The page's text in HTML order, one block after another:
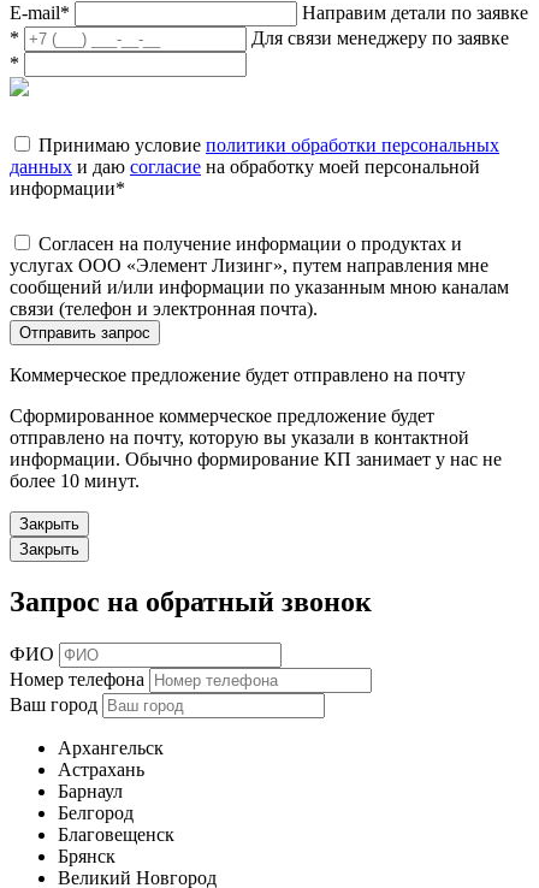
E-mail*
Направим детали по заявке
*
Для связи менеджеру по заявке
*
Принимаю условие политики обработки персональных
данных и даю согласие на обработку моей персональной
информации*
Согласен на получение информации о продуктах и
услугах ООО «Элемент Лизинг», путем направления мне
сообщений и/или информации по указанным мною каналам
связи (телефон и электронная почта).
Отправить запрос
Коммерческое предложение будет отправлено на почту
Сформированное коммерческое предложение будет
отправлено на почту, которую вы указали в контактной
информации. Обычно формирование КП занимает у нас не
более 10 минут.
Закрыть
Закрыть
Запрос на обратный звонок
ФИО
Номер телефона
Ваш город
Архангельск
Астрахань
Барнаул
Белгород
Благовещенск
Брянск
Великий Новгород